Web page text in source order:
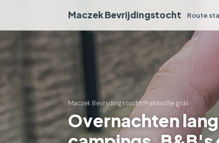
Maczek Bevrijdingstocht Route
Maczek Bevrijdingstocht›Praktische gids
Overnachten